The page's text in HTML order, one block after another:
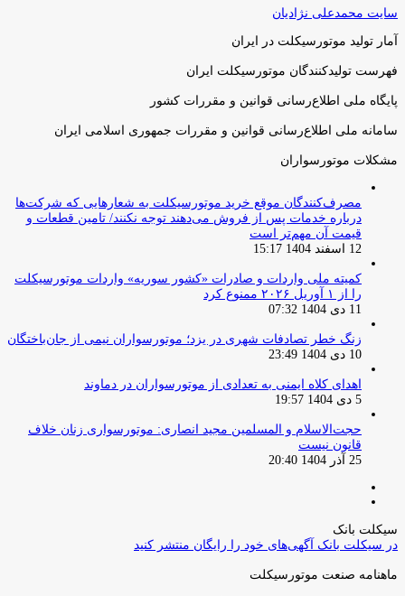
سایت محمدعلی نژادیان
آمار تولید موتورسیکلت در ایران
فهرست تولیدکنندگان موتورسیکلت ایران
پایگاه ملی اطلاع‌رسانی قوانین و مقررات کشور
سامانه ملی اطلاع‌رسانی قوانین و مقررات جمهوری اسلامی ایران
مشکلات موتورسواران
مصرف‌کنندگان موقع خرید موتورسیکلت به شعارهایی که شرکت‌ها
درباره خدمات پس از فروش می‌دهند توجه نکنند/ تامین قطعات و
قیمت آن مهم‌تر است
12 اسفند 1404 15:17
کمیته ملی واردات و صادرات «کشور سوریه» واردات موتورسیکلت
را از ۱ آوریل ۲۰۲۶ ممنوع کرد
11 دی 1404 07:32
زنگ خطر تصادفات شهری در یزد؛ موتورسواران نیمی از جان‌باختگان
10 دی 1404 23:49
اهدای کلاه ایمنی به تعدادی از موتورسواران در دماوند
5 دی 1404 19:57
حجت‌الاسلام و المسلمین مجید انصاری: موتورسواری زنان خلاف
قانون نیست
25 آذر 1404 20:40
سیکلت بانک
در سیکلت بانک آگهی‌های خود را رایگان منتشر کنید
ماهنامه صنعت موتورسیکلت